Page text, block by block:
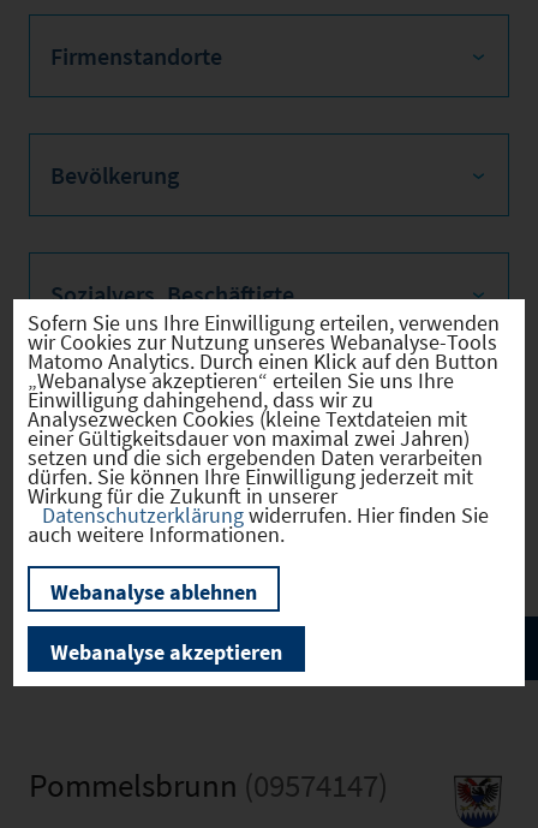
Firmenstandorte
Bevölkerung
Sozialvers. Beschäftigte
Verkehrsinfrastruktur
Kommunale Infrastruktur
Pommelsbrunn (09574147)
Sofern Sie uns Ihre Einwilligung erteilen, verwenden
wir Cookies zur Nutzung unseres Webanalyse-Tools
Matomo Analytics. Durch einen Klick auf den Button
„Webanalyse akzeptieren“ erteilen Sie uns Ihre
Einwilligung dahingehend, dass wir zu
Analysezwecken Cookies (kleine Textdateien mit
einer Gültigkeitsdauer von maximal zwei Jahren)
setzen und die sich ergebenden Daten verarbeiten
dürfen. Sie können Ihre Einwilligung jederzeit mit
Wirkung für die Zukunft in unserer
Datenschutzerklärungwiderrufen. Hier finden Sie
auch weitere Informationen.
Webanalyse ablehnen
Webanalyse akzeptieren